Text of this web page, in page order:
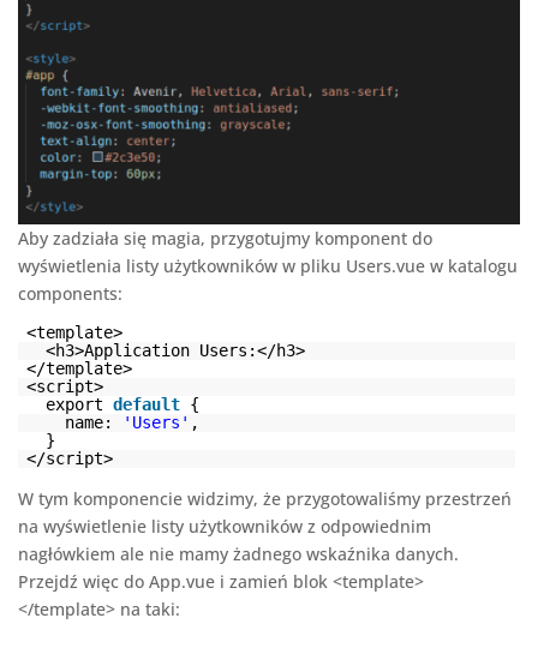
Aby zadziała się magia, przygotujmy komponent do
wyświetlenia listy użytkowników w pliku Users.vue w katalogu
components:
<template>
<h3>Application Users:</h3>
</template>
<script>
export default {
name:
'Users' ,
}
</script>
W tym komponencie widzimy, że przygotowaliśmy przestrzeń
na wyświetlenie listy użytkowników z odpowiednim
nagłówkiem ale nie mamy żadnego wskaźnika danych.
Przejdź więc do App.vue i zamień blok <template>
</template> na taki: